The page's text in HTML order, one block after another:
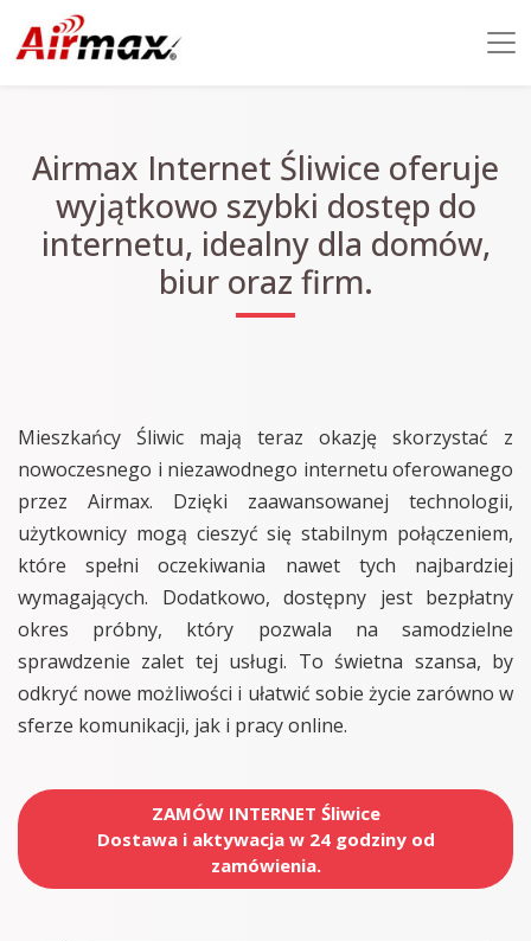
Airmax Internet Śliwice oferuje
wyjątkowo szybki dostęp do
internetu, idealny dla domów,
biur oraz firm.
Mieszkańcy Śliwic mają teraz okazję skorzystać z
nowoczesnego i niezawodnego internetu oferowanego
przez Airmax. Dzięki zaawansowanej technologii,
użytkownicy mogą cieszyć się stabilnym połączeniem,
które spełni oczekiwania nawet tych najbardziej
wymagających. Dodatkowo, dostępny jest bezpłatny
okres próbny, który pozwala na samodzielne
sprawdzenie zalet tej usługi. To świetna szansa, by
odkryć nowe możliwości i ułatwić sobie życie zarówno w
sferze komunikacji, jak i pracy online.
ZAMÓW INTERNET Śliwice
Dostawa i aktywacja w 24 godziny od
zamówienia.